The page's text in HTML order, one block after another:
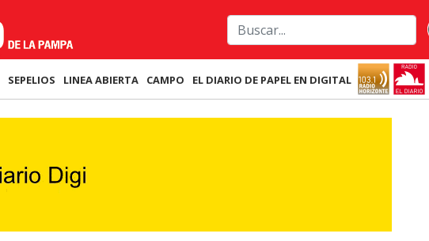
SEPELIOS LINEA ABIERTA CAMPO EL DIARIO DE PAPEL EN DIGITAL